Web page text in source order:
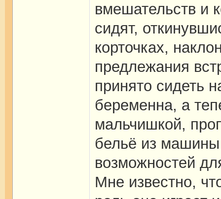
вмешательств и
сидят,
корточках,
предлежания
принято сидеть
беременна, а
мальчишкой,
бельё из
возможностей
Мне известно,